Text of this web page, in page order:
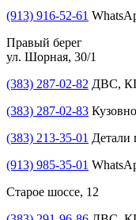
(913) 916-52-61
Правый берег
ул. Шорная, 30/1
(383) 287-02-82 ДВС,
(383) 287-02-83
(383) 213-35-01 Детали
(913) 985-35-01
Старое шоссе, 12